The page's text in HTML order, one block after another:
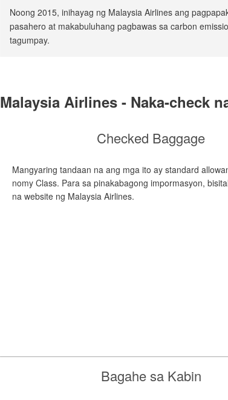
Noong 2015, inihayag ng Malaysia Airlines ang
pasahero at makabuluhang pagbawas sa carbon
tagumpay.
Malaysia Airlines - Naka-check
Checked Baggage
Mangyaring tandaan na ang mga ito ay standard
nomy Class. Para sa pinakabagong impormasyon,
na website ng Malaysia Airlines.
Bagahe sa Kabin